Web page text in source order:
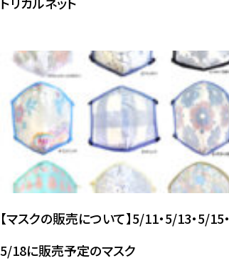
【マスクの販売について】5/11・5/13・5/15・
5/18に販売予定のマスク